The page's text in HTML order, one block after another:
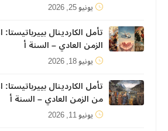
يونيو 25, 2026
تأمل الكاردينال
الزمن العادي – السنة أ
يونيو 18, 2026
تأمل الكاردينال
من الزمن العادي – السنة أ
يونيو 11, 2026